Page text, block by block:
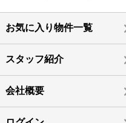
お気に入り物件一覧
スタッフ紹介
会社概要